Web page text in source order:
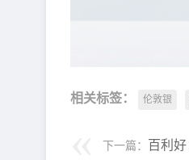
相关标签： 伦敦银
下一篇： 百利好：投